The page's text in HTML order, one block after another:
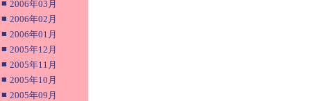
■ 2006年03月
■ 2006年02月
■ 2006年01月
■ 2005年12月
■ 2005年11月
■ 2005年10月
■ 2005年09月